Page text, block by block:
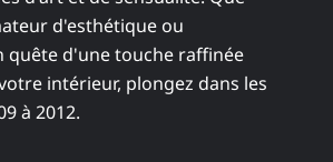
d'esthétique ou
quête d'une touche raffinée
intérieur, plongez dans les
à 2012.